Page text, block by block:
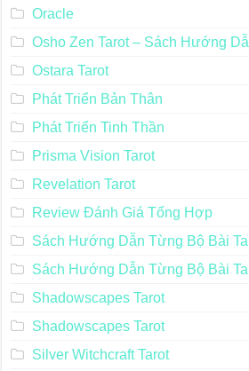
Oracle
Osho Zen Tarot – Sách Hướng
Ostara Tarot
Phát Triển Bản Thân
Phát Triển Tinh Thần
Prisma Vision Tarot
Revelation Tarot
Review Đánh Giá Tổng Hợp
Sách Hướng Dẫn Từng Bộ Bài
Sách Hướng Dẫn Từng Bộ Bài
Shadowscapes Tarot
Shadowscapes Tarot
Silver Witchcraft Tarot